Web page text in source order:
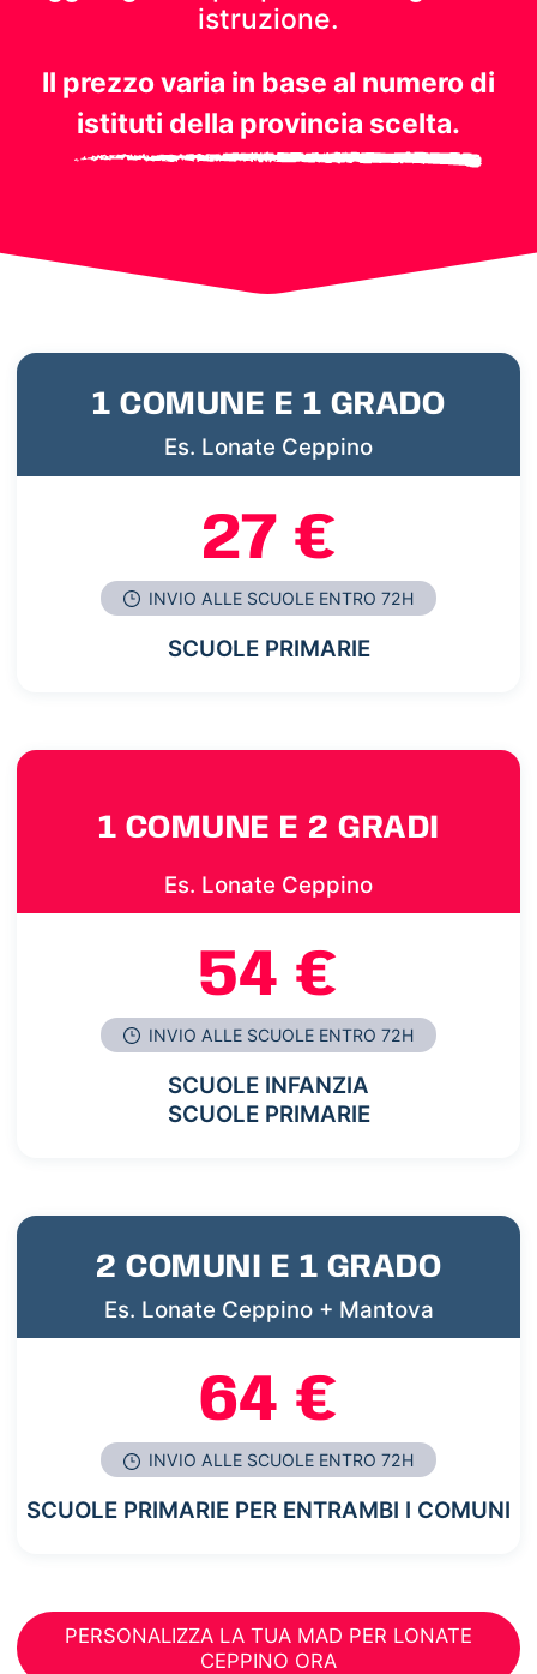
istruzione.
Il prezzo varia in base al numero di
istituti della provincia scelta.
1 COMUNE E 1 GRADO
Es. Lonate Ceppino
27 €
INVIO ALLE SCUOLE ENTRO 72H
SCUOLE PRIMARIE
1 COMUNE E 2 GRADI
Es. Lonate Ceppino
54 €
INVIO ALLE SCUOLE ENTRO 72H
SCUOLE INFANZIA
SCUOLE PRIMARIE
2 COMUNI E 1 GRADO
Es. Lonate Ceppino + Mantova
64 €
INVIO ALLE SCUOLE ENTRO 72H
SCUOLE PRIMARIE PER ENTRAMBI I COMUNI
PERSONALIZZA LA TUA MAD PER LONATE
CEPPINO ORA